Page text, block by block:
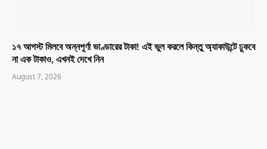
১৭ আগস্ট মিলবে অন্নপূর্ণা ভাণ্ডারের টাকা! এই ভুল করলে কিন্তু অ্যাকাউন্টে ঢুকবে
না এক টাকাও, এখনই দেখে নিন
August 7, 2026